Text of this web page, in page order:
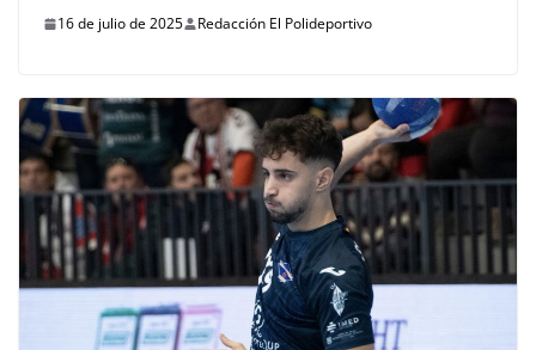
16 de julio de 2025 Redacción El Polideportivo